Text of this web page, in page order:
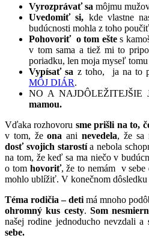
Vyrozprávať sa môjmu
Uvedomiť si, kde vlastne
budúcnosti mohla z toho
Pohovoriť o tom eštes
v tom sama a tiež mi to
poriadku, len moja myseľ
Vypísať sa z toho, ja na to
MÔJ DIÁR.
NO A NAJDÔLEŽITEJŠIE
mamou.
Vďaka rozhovoru sme prišli na to,
v tom, žeona aninevedela, že sa
dosť svojich starostía nebola
na tom, že keď sa ma niečo v
o tom hovoriť, že to nemám v
mohlo ublížiť. V konečnom dôsledku
Téma rodičia – deti má mnoho
ohromný kus cesty. Som
našej rodine jednoducho nevzdali a
sebe.